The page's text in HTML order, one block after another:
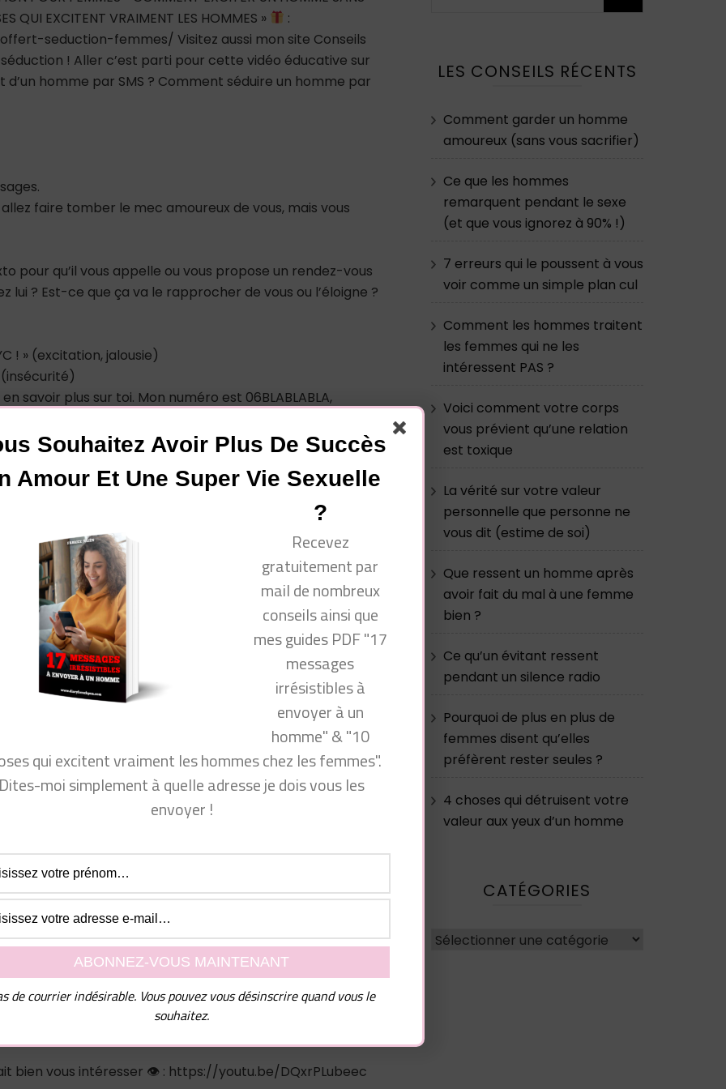
QUI EXCITENT VRAIMENT LES HOMMES »
:
seduction-femmes/ Visitez aussi mon site Conseils
! Aller c’est parti pour cette vidéo éducative sur
homme par SMS ? Comment séduire un homme par
faire tomber le mec amoureux de vous, mais vous
pour qu’il vous appelle ou vous propose un rendez-vous
lui ? Est-ce que ça va le rapprocher de vous ou l’éloigne ?
! » (excitation, jalousie)
(insécurité)
savoir plus sur toi. Mon numéro est 06BLABLABLA,
j’ai fait aujourd’hui ! » (curiosité)
tout » (victimisation)
quelqu’un c’est malpoli et je me sens comme une
Heyyy, on se voit toujours demain ? Je n’ai pas eu de
être que non mais des copines me proposent de sortir
!
groups/communautecyprine/
consulter mon site Conseils Séduction Femmes ou me
groups/conseilsseductionfemmes/
produit_bio/
bien vous intéresser 👁 : https://youtu.be/DQxrPLubeec
LES CONSEILS RÉCENTS
Comment garder un homme
amoureux (sans vous sacrifier)
Ce que les hommes
remarquent pendant le sexe
(et que vous ignorez à 90% !)
7 erreurs qui le poussent à vous
voir comme un simple plan cul
Comment les hommes traitent
les femmes qui ne les
intéressent PAS ?
Voici comment votre corps
vous prévient qu’une relation
est toxique
La vérité sur votre valeur
personnelle que personne ne
vous dit (estime de soi)
Que ressent un homme après
avoir fait du mal à une femme
bien ?
Ce qu’un évitant ressent
pendant un silence radio
Pourquoi de plus en plus de
femmes disent qu’elles
préfèrent rester seules ?
4 choses qui détruisent votre
valeur aux yeux d’un homme
CATÉGORIES
Catégories
Souhaitez Avoir Plus De Succès
Amour Et Une Super Vie Sexuelle
?
Recevez
gratuitement par
mail de nombreux
conseils ainsi que
mes guides PDF "17
messages
irrésistibles à
envoyer à un
homme" & "10
qui excitent vraiment les hommes chez les femmes".
Dites-moi simplement à quelle adresse je dois vous les
envoyer !
de courrier indésirable. Vous pouvez vous désinscrire quand vous le
souhaitez.